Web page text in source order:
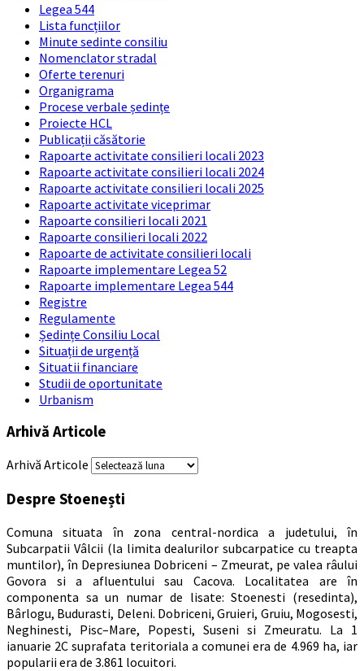
Legea 544
Lista funcțiilor
Minute sedinte consiliu
Nomenclator stradal
Oferte terenuri
Organigrama
Procese verbale ședințe
Proiecte HCL
Publicații căsătorie
Rapoarte activitate consilieri locali 2023
Rapoarte activitate consilieri locali 2024
Rapoarte activitate consilieri locali 2025
Rapoarte activitate viceprimar
Rapoarte consilieri locali 2021
Rapoarte consilieri locali 2022
Rapoarte de activitate consilieri locali
Rapoarte implementare Legea 52
Rapoarte implementare Legea 544
Registre
Regulamente
Ședințe Consiliu Local
Situații de urgență
Situatii financiare
Studii de oportunitate
Urbanism
Arhivă Articole
Arhivă Articole
Despre Stoenești
Comuna situata în zona central-nordica a judetului, în
Subcarpatii Vâlcii (la limita dealurilor subcarpatice cu treapta
muntilor), în Depresiunea Dobriceni – Zmeurat, pe valea râului
Govora si a afluentului sau Cacova. Localitatea are în
componenta sa un numar de lisate: Stoenesti (resedinta),
Bârlogu, Budurasti, Deleni. Dobriceni, Gruieri, Gruiu, Mogosesti,
Neghinesti, Pisc–Mare, Popesti, Suseni si Zmeuratu. La 1
ianuarie 2C suprafata teritoriala a comunei era de 4.969 ha, iar
popularii era de 3.861 locuitori.